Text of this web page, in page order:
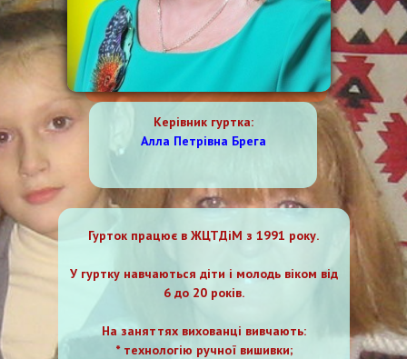
Гурток працює в ЖЦТДіМ з 1991 року.
У гуртку навчаються діти і молодь віком від
6 до 20 років.
На заняттях вихованці вивчають:
* технологію ручної вишивки;
Керівник гуртка:
Алла Петрівна Брега